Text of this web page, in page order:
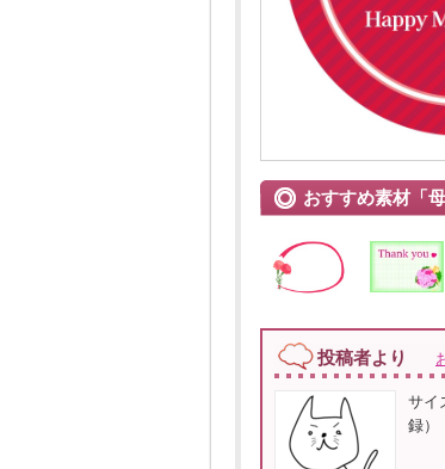
おすすめ素材「母
投稿者より
サイ
録）